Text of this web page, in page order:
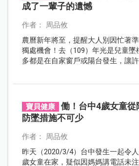
成了一輩子的遺憾
作者： 周品攸
農曆新年將至，提醒大人別因忙著
獨處機會！去（109）年光是兒童墜
多都是在自家窗戶或陽台發生，讓
寶貝健康
働！台中4歲女童
防墜措施不可少
作者： 周品攸
昨天（2020/3/4）台中發生一起令
歲女童在家，疑似因媽媽講電話未